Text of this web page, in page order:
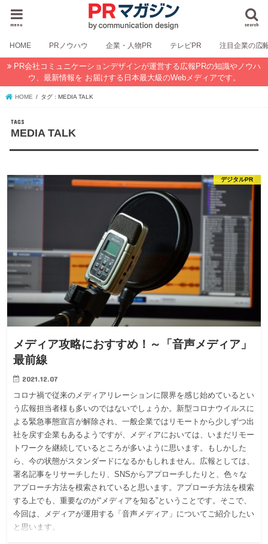
search
menu
HOME PRノウハウ 企業・人物PR テレビPR 注目企業の広
PR会社コミュニケーションデザインが運営する広報PRの知識やノウハ
ウ、最新情報を お届けする日本最大級のWebメディアです。
HOME タグ : MEDIA TALK
MEDIA TALK
デジタルPR
メディア攻略におすすめ！～「音声メディア」
最前線
2021.12.07
コロナ禍で従来のメディアリレーションに限界を感じ始めているとい
う広報担当者様も多いのではないでしょうか。新型コロナウイルスに
よる緊急事態宣言が解除され、一般企業ではリモートから少しずつ出
社を戻す企業もあるようですが、メディアにおいては、いまだリモー
トワークを継続しているところが多いように思います。もしかした
ら、今の状態がスタンダードになるかもしれません。広報としては、
署名記事をリサーチしたり、SNSからアプローチしたりと、色々な
アプローチ方法を模索されていると思います。アプローチ方法を模索
する上でも、重要なのが“メディアを知る”ということです。そこで、
今回は、メディアが運用する「音声メディア」についてご紹介したい
と思います。